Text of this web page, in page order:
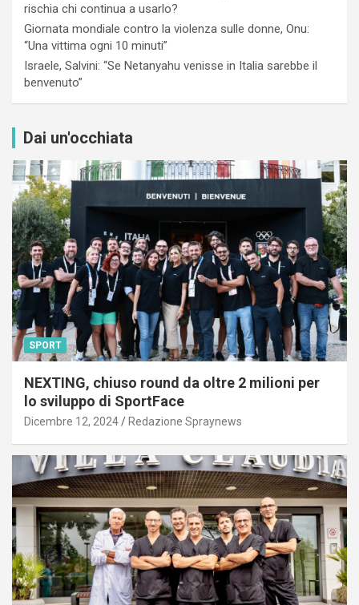
rischia chi continua a usarlo?
Giornata mondiale contro la violenza sulle donne, Onu:
“Una vittima ogni 10 minuti”
Israele, Salvini: “Se Netanyahu venisse in Italia sarebbe il
benvenuto”
Dai un'occhiata
SPORT
NEXTING, chiuso round da oltre 2 milioni per
lo sviluppo di SportFace
Dicembre 12, 2024 Redazione Spraynews